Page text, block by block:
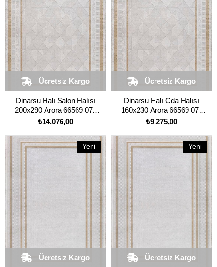
Dinarsu Halı Salon Halısı
200x290 Arora 66569 075
Vizon
₺14.076,00
Ücretsiz Kargo
Dinarsu Halı Oda Halısı
160x230 Arora 66569 075
Vizon
₺9.275,00
Ücretsiz Kargo
Ücretsiz Kargo
Yeni
Ücretsiz Kargo
Yeni
Ürün